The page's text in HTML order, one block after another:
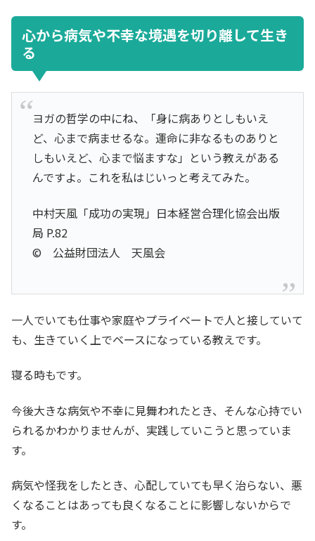
心から病気や不幸な境遇を切り離して生き
る
ヨガの哲学の中にね、「身に病ありとしもいえ
ど、心まで病ませるな。運命に非なるものありと
しもいえど、心まで悩ますな」という教えがある
んですよ。これを私はじいっと考えてみた。
中村天風「成功の実現」日本経営合理化協会出版
局 P.82
© 公益財団法人 天風会
一人でいても仕事や家庭やプライベートで人と接していて
も、生きていく上でベースになっている教えです。
寝る時もです。
今後大きな病気や不幸に見舞われたとき、そんな心持でい
られるかわかりませんが、実践していこうと思っていま
す。
病気や怪我をしたとき、心配していても早く治らない、悪
くなることはあっても良くなることに影響しないからで
す。